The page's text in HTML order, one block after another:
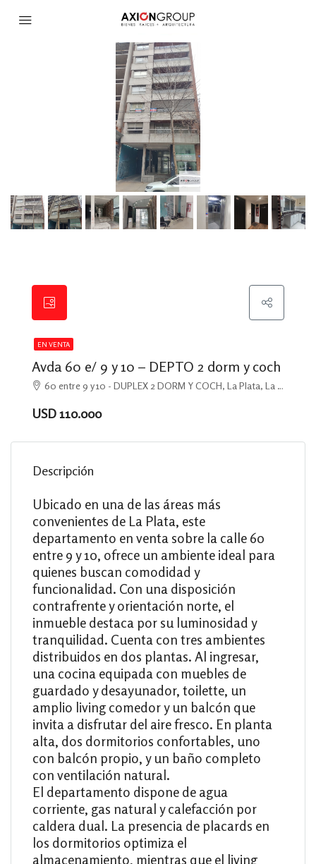
EN VENTA
Avda 60 e/ 9 y 10 – DEPTO 2 dorm y coch
60 entre 9 y 10 - DUPLEX 2 DORM Y COCH, La Plata, La Plata
USD 110.000
Descripción
Ubicado en una de las áreas más
convenientes de La Plata, este
departamento en venta sobre la calle 60
entre 9 y 10, ofrece un ambiente ideal para
quienes buscan comodidad y
funcionalidad. Con una disposición
contrafrente y orientación norte, el
inmueble destaca por su luminosidad y
tranquilidad. Cuenta con tres ambientes
distribuidos en dos plantas. Al ingresar,
una cocina equipada con muebles de
guardado y desayunador, toilette, un
amplio living comedor y un balcón que
invita a disfrutar del aire fresco. En planta
alta, dos dormitorios confortables, uno
con balcón propio, y un baño completo
con ventilación natural.
El departamento dispone de agua
corriente, gas natural y calefacción por
caldera dual. La presencia de placards en
los dormitorios optimiza el
almacenamiento, mientras que el living